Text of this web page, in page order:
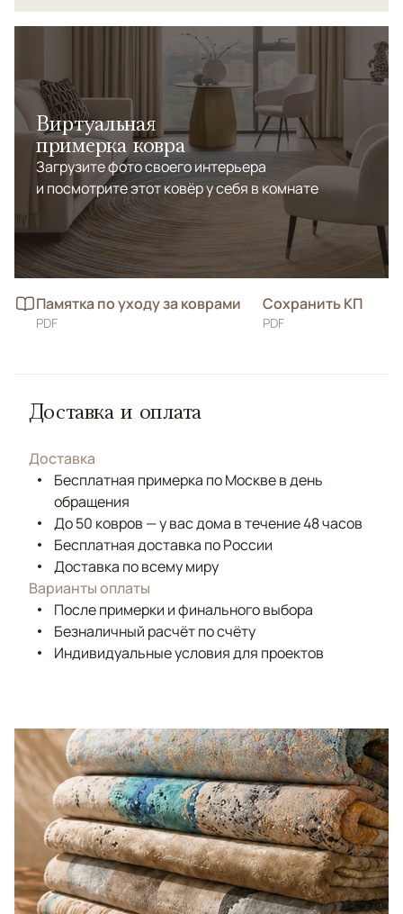
Виртуальная
примерка ковра
Загрузите фото своего интерьера
и посмотрите этот ковёр у себя в комнате
Памятка по уходу за коврами
PDF
Сохранить КП
PDF
Доставка и оплата
Доставка
Бесплатная примерка по Москве в день
обращения
До 50 ковров — у вас дома в течение 48 часов
Бесплатная доставка по России
Доставка по всему миру
Варианты оплаты
После примерки и финального выбора
Безналичный расчёт по счёту
Индивидуальные условия для проектов